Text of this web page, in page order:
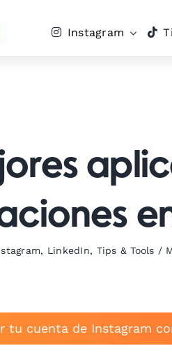
Instagram
, LinkedIn, Tips & Tools /
tu cuenta de Instagram